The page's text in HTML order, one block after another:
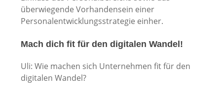
überwiegende Vorhandensein einer
Personalentwicklungsstrategie einher.
Mach dich fit für den digitalen Wandel!
Uli: Wie machen sich Unternehmen fit für den
digitalen Wandel?